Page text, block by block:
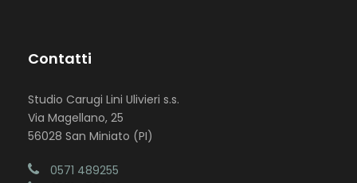
Contatti
Studio Carugi Lini Ulivieri s.s.
Via Magellano, 25
56028 San Miniato (PI)
0571 489255